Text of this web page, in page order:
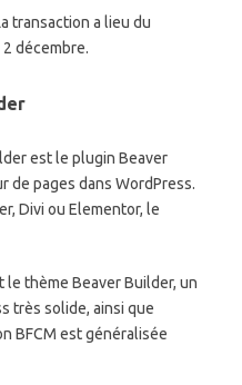
transaction a lieu du
décembre.
est le plugin Beaver
de pages dans WordPress.
Divi ou Elementor, le
thème Beaver Builder, un
très solide, ainsi que
BFCM est généralisée